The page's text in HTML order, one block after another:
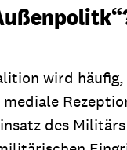
wird
des